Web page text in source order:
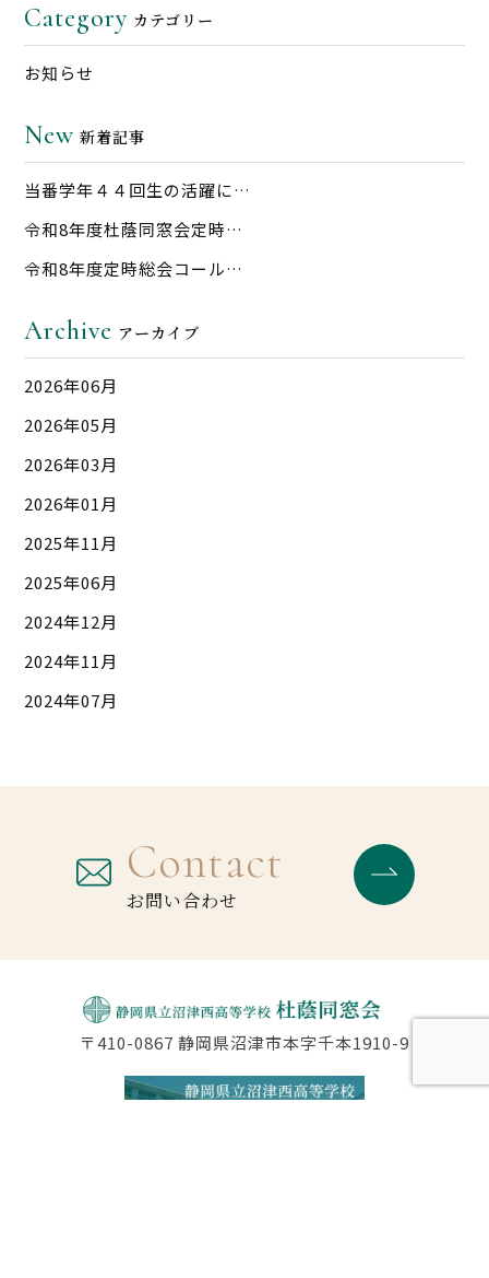
Category カテゴリー
お知らせ
New 新着記事
当番学年４４回生の活躍に…
令和8年度杜蔭同窓会定時…
令和8年度定時総会コール…
Archive アーカイブ
2026年06月
2026年05月
2026年03月
2026年01月
2025年11月
2025年06月
2024年12月
2024年11月
2024年07月
Contact
お問い合わせ
〒410-0867 静岡県沼津市本字千本1910-9